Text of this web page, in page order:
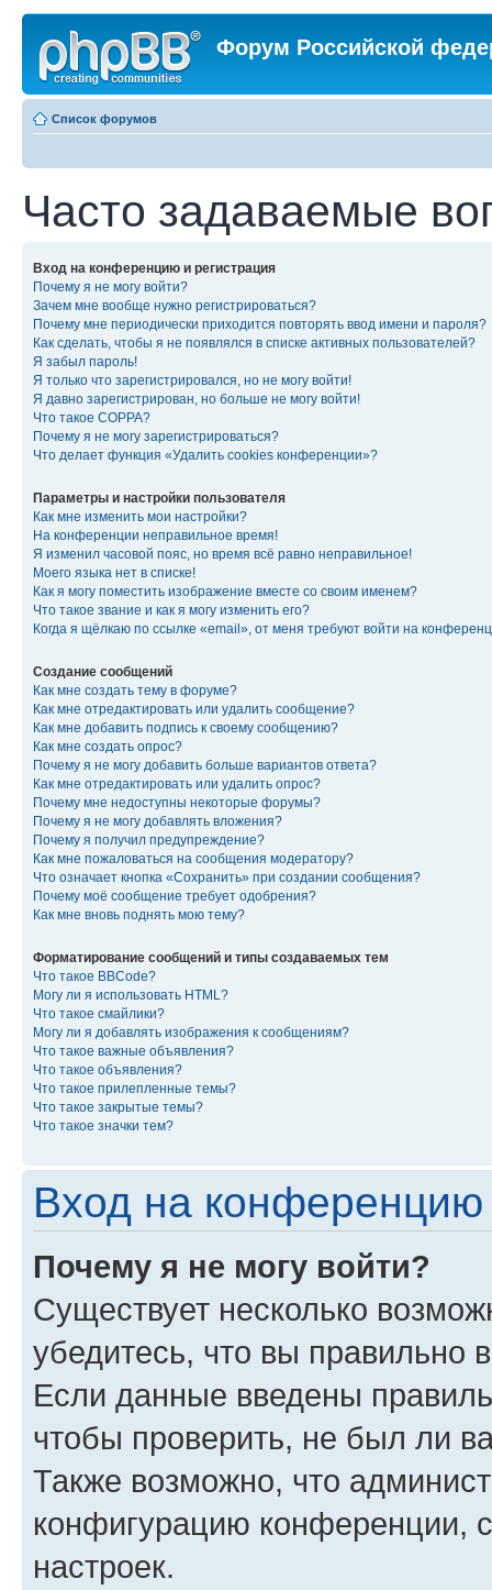
Форум Российской
Список форумов
Часто задаваемые
Вход на конференцию и регистрация
Почему я не могу войти?
Зачем мне вообще нужно регистрироваться?
Почему мне периодически приходится повторять ввод имени и пароля?
Как сделать, чтобы я не появлялся в списке активных пользователей?
Я забыл пароль!
Я только что зарегистрировался, но не могу войти!
Я давно зарегистрирован, но больше не могу войти!
Что такое COPPA?
Почему я не могу зарегистрироваться?
Что делает функция «Удалить cookies конференции»?
Параметры и настройки пользователя
Как мне изменить мои настройки?
На конференции неправильное время!
Я изменил часовой пояс, но время всё равно неправильное!
Моего языка нет в списке!
Как я могу поместить изображение вместе со своим именем?
Что такое звание и как я могу изменить его?
Когда я щёлкаю по ссылке «email», от меня требуют войти на
Создание сообщений
Как мне создать тему в форуме?
Как мне отредактировать или удалить сообщение?
Как мне добавить подпись к своему сообщению?
Как мне создать опрос?
Почему я не могу добавить больше вариантов ответа?
Как мне отредактировать или удалить опрос?
Почему мне недоступны некоторые форумы?
Почему я не могу добавлять вложения?
Почему я получил предупреждение?
Как мне пожаловаться на сообщения модератору?
Что означает кнопка «Сохранить» при создании сообщения?
Почему моё сообщение требует одобрения?
Как мне вновь поднять мою тему?
Форматирование сообщений и типы создаваемых тем
Что такое BBCode?
Могу ли я использовать HTML?
Что такое смайлики?
Могу ли я добавлять изображения к сообщениям?
Что такое важные объявления?
Что такое объявления?
Что такое прилепленные темы?
Что такое закрытые темы?
Что такое значки тем?
Вход на конференцию
Почему я не могу войти?
Существует несколько
убедитесь, что вы правильно
Если данные введены
чтобы проверить, не был ли
Также возможно, что
конфигурацию конференции,
настроек.